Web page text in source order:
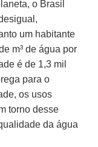
o Brasil
um habitante
m³ de água por
é de 1,3 mil
para o
os usos
torno desse
da água